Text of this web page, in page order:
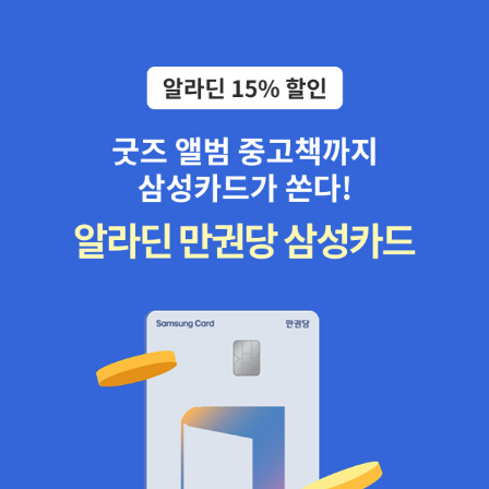
을 찾아야할지... 반대로 '덱스터'라는 소설이 있지요. 아이가 '사이코
패스'라는 것을 알고 그 본능을 억누를수 없으면 좋은 쪽(?)으로 사용
하라고, 일러줍니다. 이왕 사람을 죽일거면, 나쁜 사람을 죽이라고...
그래서 태어났죠. 연쇄 살인범을 죽이는 연쇄 살인마. 차라리 덱스터
쪽이 더 좋았던것 같아요. 어쩜 저는 현실보다는 현실속 판타지를 기
대하는건지 모르겠습니다. 은희경 지음 / 창비 / 2016년 6월 처음
엔 책 제목이기도 하고 첫 글이기도 한 ‘중국식 룰렛‘이 가장 좋다고
겠습니다. 위가 약해서 위스키를 많이 마시지 못하지만, 조금씩 한 모
금, 한 모금 향과 맛을 느낄정도의 위스키를 넘기는 순간이 좋아서 책
을 읽으면서 막 상상을 했었거든요. 그런데 책을 덮고 나니 마지막 글
인 ‘정화된 밤‘이 계속 떠오르면서, 이제는 ‘정화된 밤‘이 가장 좋았다
라는 생각이 드는것이, 처음과 끝이 좋으니 더 재미있게 읽었다는 생
각이 들었습니다. '중국식 룰렛'은 술, 수첩, 신발, 가방, 책, 음악처럼
제 주문해서 받았다. <여수의 사랑>은 '문학과 지성 소설 명작선'에
포함돼 있는데, 이건 최인훈의 <광장/구운몽>, 그리고 이청준의 <당
읽어봐야 알겠지만 <바람이 분다, 가라>는 그냥 액면만으로 기대를
꺾게 만들었다. 소설이 아니라 단상집 같은 모양새여서다. 나는 지면
을 빼곡히 채우는 게 일단 '산문정신'이라고 생각한다. 시처럼 듬성듬
성 흩뿌려져 있는 게 아니라. 그래서 소설에서 별다른 이유 없는 행갈
도 어불성설이라고 생각하는 쪽이다. '단상집' 정도 아닌가? 올해의
가장 핫한 작가에 대해 유감의 말을 적게 돼 나도 유감스럽지만, 어떤
사안에서건 소수의견은 있는 법이다. <채식주의자>가 어째서 좋은
작품인지 누군가 나를 설득해주면 좋겠다... 16. 08. 05.
쪽)위 문장에서 '시간제한등'이란 단어도 생소했지만, 앞뒤에서 수식
해주는 말들이 아무런 연관성이 없어서 더 모호한 느낌이 들었다. 나
는 가슴을 두근거리며(120쪽)심근은 불수의근인데 내가 마음대로 두
근거리게 할 수 있을까?'가슴이 두근거리는 것을 느끼며'쯤으로 바꾸
어야 하지 않을까? 소소한것까지 따지다보면 한두 가지가 아니니, 용
어 사용 방식을 통일시키지 않은 것과 어법과 관련된 기본적인 것 몇
가지만 언급하였다. 이런 것들부터 어긋나 버리니, 아무리 좋은 소설
한국 문학의 국제화나, 외국 문학의 한국화가 갈 길은 멀고도 요원하
기만 한 것 같다. 그런 의미에서, 한강의 '맨부커 인터네셔널 상'수상
은 경이로운 일이 아닐 수 없다. 분위기를 바꾸어,종편의 텔레비
전 드라마 '응답하라 1988'이 인기였던 건 잃어버린 추억을 떠올릴
수 있었기 때문이 아닐까 싶다.미로처럼 좁은 비탈길이나 골목길을
이리저리 걷다보면 막다른 골목이 나오고,그 좁은 골목에 담장과 대
소수 언어로 내고 싶다는 연락도 왔다. 영국은 발표난 그날 2만부 증
쇄된 것이 많이 나가서 추가 2만 부 재쇄 예정. 미국은 하드커버에 페
예정. <소년이 온다>의 경우 중국에서 현지 분위기상 난색을 표하기
도 했으나, 진행하게 될 것 같다. 채식주의자에 대한 관심은 <소년이
온다>로 이어질 것으로 예상된다. <흰> 역시 한국어판이 나오면서
이미 해외 에이전트들에 pdf가 넘어간 상태. 영국 네덜란드에서 이미
이다. 그 소설을 쓴 후로 11년이라는 시간이 흘렀고, 나는 그 작품에서
던졌던 질문들로부터 계속 나아와 이후 작품들을 썼다. 새로 읽으시
는 분들께 이 말을 꼭 드리고 싶다. 그리고 희망하는 점이 있다면 그
하게 글을 쓰시는 그 분들의 글을 많이 읽어주셨으면 좋겠다.8. 어릴
때부터 이 세상 어디엔가 언제나 고통 받는 사람이 있다는 사실을 어
다수의 <홍길동전>이 많은 이본 가운데 방각본인 경판 24장본과 완
판 36장본을 싣고 있는데 반해서, 강민수 교수는 필사 89장본을 택
했다. 펭귄판으로 <홍길동전>을 접하게 될 외국 독자들이 읽게 될,
혹은 알게 될 <홍길동전>이 우리가 평균적으로 알고 있는 <홍길동전
>과 달라지게 되는 셈이다. 내 생각으론 그들이 우리보다 <홍길동전
>에 대해서 더 잘 이해하게 될 듯싶다. 해설과 번역이 모두 훌륭하기
때문에. 게다가 우리는 다 안다고 생각해서 제대로 읽지 않는 작품 가
이 펭귄클래식에 더 소개할 만한 한국 고전작품을 찾아서 방한했다는
기사도 보인다. <홍길동전> 이전에는 펭귄클래식에 포함된 한국 작
품이 없어서 놀랐다는 그는(우리도 놀란다!) 다양한 작품들을 살펴볼
계획이라고. 모처럼 한국문학이 고전문학이건, 현대문학이건 영어권
에 널리 소개될 기회는 얻었는데, 계속 후속타가 이어질지 궁금하다.
맨부커상 수상의 여파로 아마 상반기 최고 문학 베스트셀러는 한강